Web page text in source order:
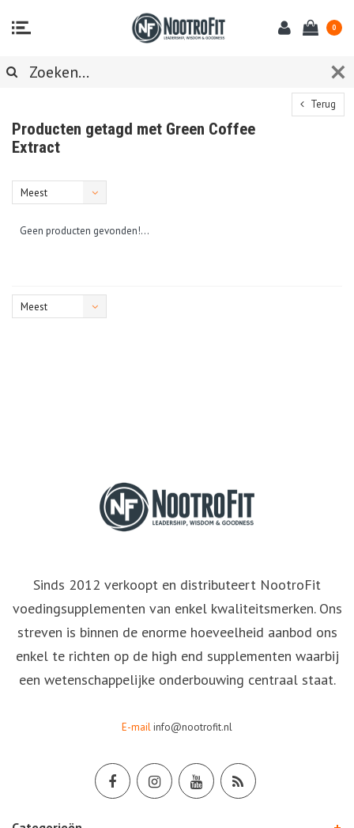
0
Terug
Producten getagd met Green Coffee
Extract
Meest
Geen producten gevonden!...
Meest
Sinds 2012 verkoopt en distributeert NootroFit
voedingsupplementen van enkel kwaliteitsmerken. Ons
streven is binnen de enorme hoeveelheid aanbod ons
enkel te richten op de high end supplementen waarbij
een wetenschappelijke onderbouwing centraal staat.
E-mailinfo@nootrofit.nl